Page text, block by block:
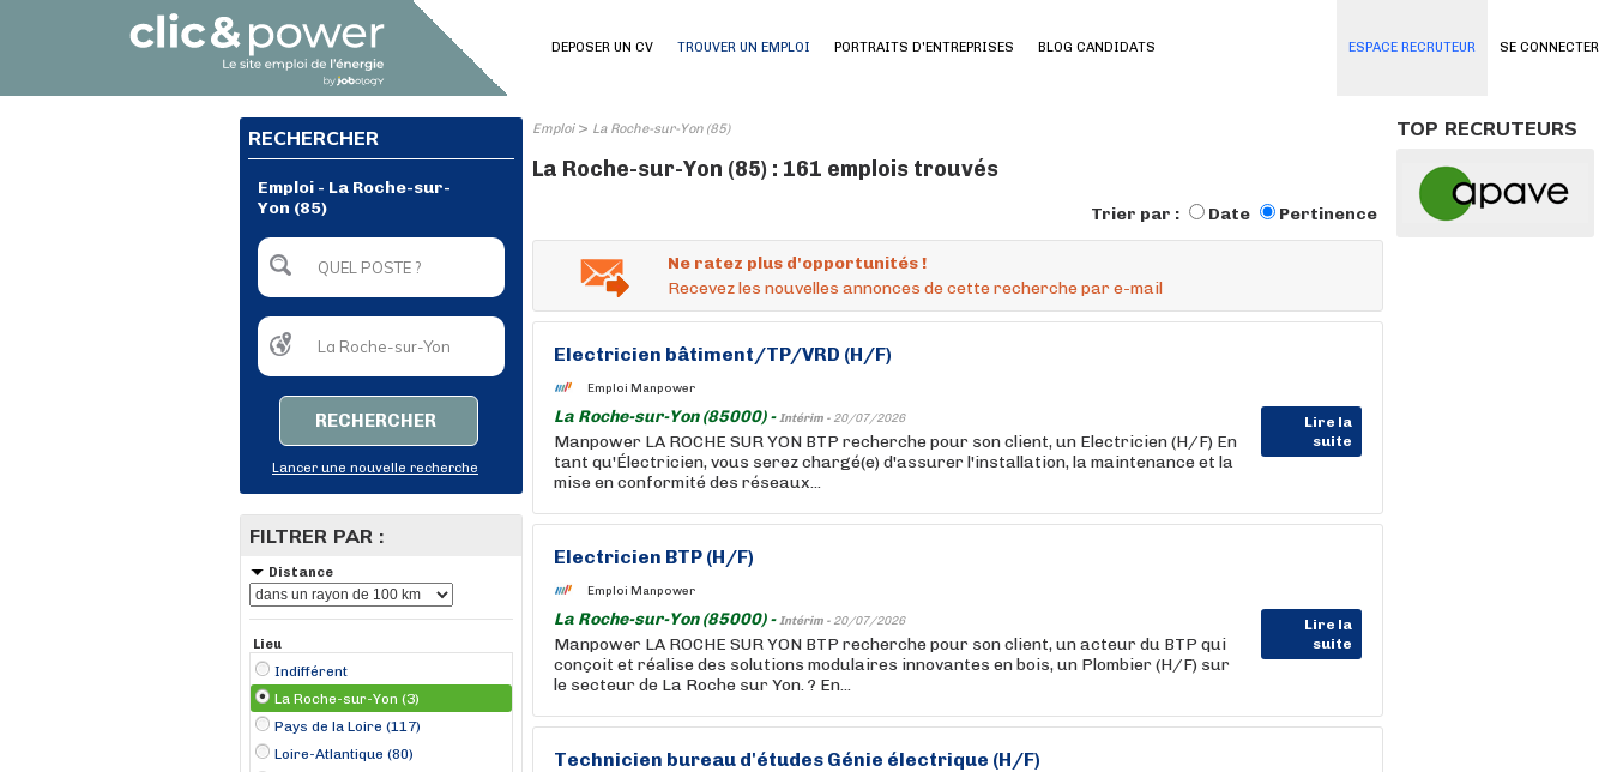
SE CONNECTER
DEPOSER UN CV TROUVER UN EMPLOI PORTRAITS D'ENTREPRISES BLOG CANDIDATS ESPACE RECRUTEUR
RECHERCHER
Emploi - La Roche-sur-
Yon (85)
RECHERCHER
Lancer une nouvelle recherche
FILTRER PAR :
Distance
Lieu
Indifférent
La Roche-sur-Yon (3)
Pays de la Loire (117)
Loire-Atlantique (80)
Emploi> La Roche-sur-Yon (85)
La Roche-sur-Yon (85) : 161 emplois trouvés
Trier par : Date Pertinence
Ne ratez plus d'opportunités !
Recevez les nouvelles annonces de cette recherche par e-mail
Electricien bâtiment/TP/VRD (H/F)
Emploi Manpower
La Roche-sur-Yon (85000) -Intérim - 20/07/2026
Lire la
suite
Manpower LA ROCHE SUR YON BTP recherche pour son client, un Electricien (H/F) En
tant qu'Électricien, vous serez chargé(e) d'assurer l'installation, la maintenance et la
mise en conformité des réseaux...
Electricien BTP (H/F)
Emploi Manpower
La Roche-sur-Yon (85000) -Intérim - 20/07/2026
Lire la
suite
Manpower LA ROCHE SUR YON BTP recherche pour son client, un acteur du BTP qui
conçoit et réalise des solutions modulaires innovantes en bois, un Plombier (H/F) sur
le secteur de La Roche sur Yon. ? En...
Technicien bureau d'études Génie électrique (H/F)
TOP RECRUTEURS